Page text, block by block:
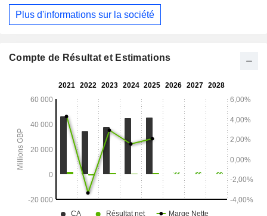
Plus d'informations sur la société
Compte de Résultat et Estimations